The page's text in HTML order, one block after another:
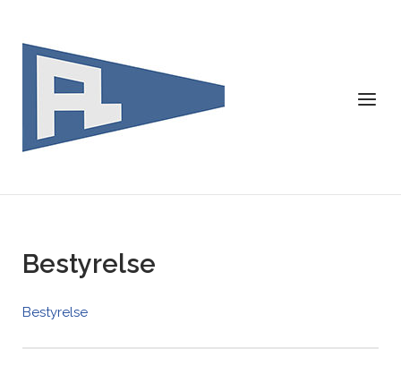
content
Menu
Bestyrelse
Bestyrelse